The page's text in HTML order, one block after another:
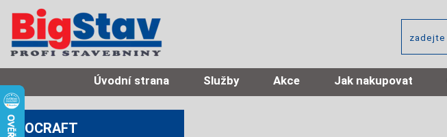
Úvodní strana Služby Akce Jak nakupovat
PROCRAFT